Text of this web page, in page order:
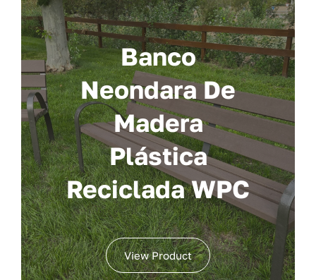
Banco
Neondara De
Madera
Plástica
Reciclada WPC
View Product